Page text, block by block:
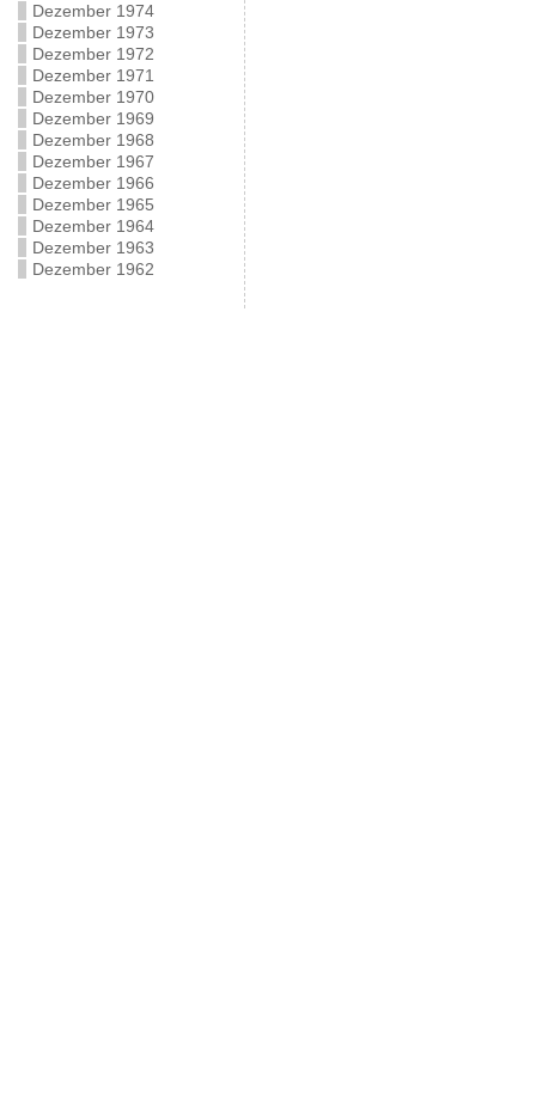
Dezember 1974
Dezember 1973
Dezember 1972
Dezember 1971
Dezember 1970
Dezember 1969
Dezember 1968
Dezember 1967
Dezember 1966
Dezember 1965
Dezember 1964
Dezember 1963
Dezember 1962